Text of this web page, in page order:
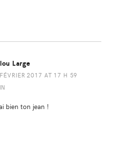
Large
2017 AT 17 H 59
bien ton jean !